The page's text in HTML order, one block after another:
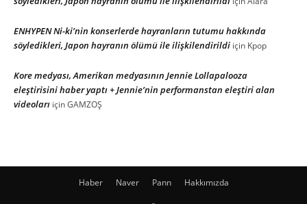
ENHYPEN Ni-ki’nin konserlerde hayranların tutumu hakkında
söyledikleri, Japon hayranın ölümü ile ilişkilendirildi için Kpop
Kore medyası, Amerikan medyasının Jennie Lollapalooza
eleştirisini haber yaptı + Jennie’nin performanstan eleştiri alan
videoları içinGAMZOŞ
Haber Naver Pann Hakkımızda